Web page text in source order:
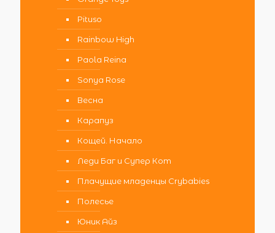
Pituso
Rainbow High
Paola Reina
Sonya Rose
Весна
Карапуз
Кощей. Начало
Леди Баг и Супер Кот
Плачущие младенцы Crybabies
Полесье
Юник Айз